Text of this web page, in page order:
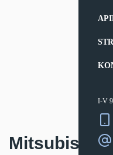
I-V
Mitsubishi